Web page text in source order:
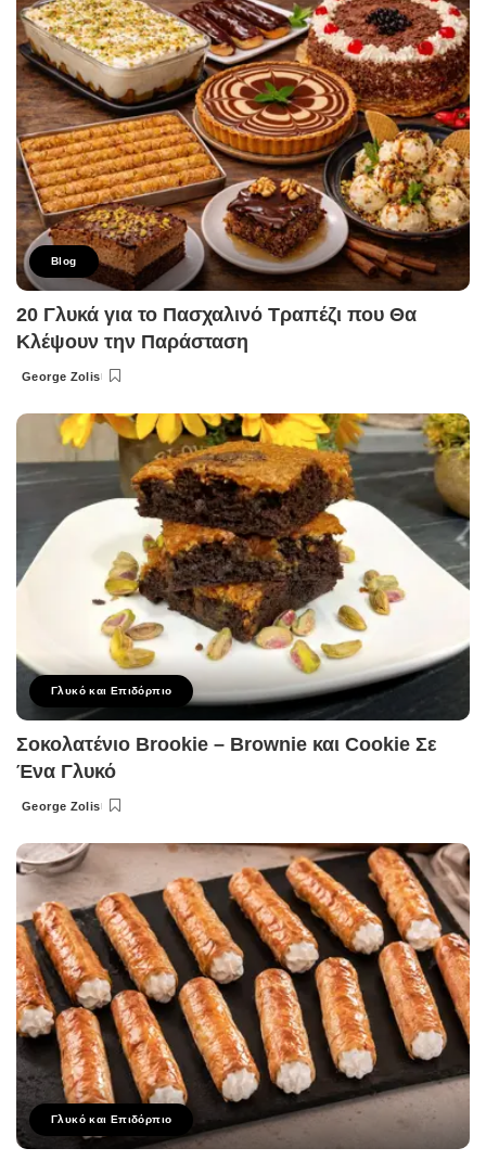
Blog
20 Γλυκά για το Πασχαλινό Τραπέζι που Θα
Κλέψουν την Παράσταση
Posted
George Zolis
Γλυκό και Επιδόρπιο
Σοκολατένιο Brookie – Brownie και Cookie Σε
Ένα Γλυκό
Posted
George Zolis
Γλυκό και Επιδόρπιο